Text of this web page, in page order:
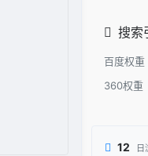
搜索
百度权重
360权重
12 日